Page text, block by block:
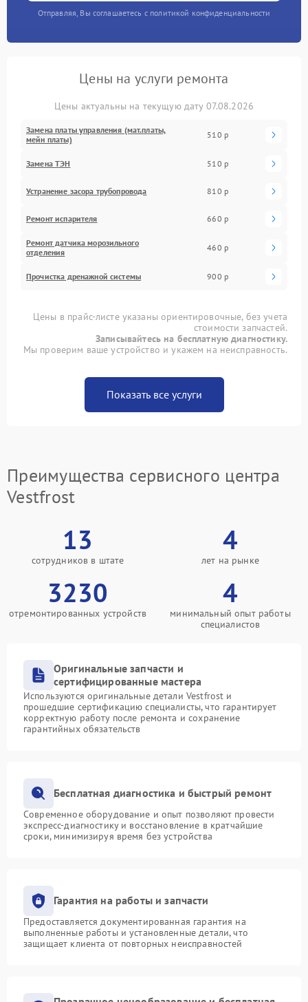
Отправляя, Вы соглашаетесь с политикой конфиденциальности
Цены на услуги ремонта
Цены актуальны на текущую дату 07.08.2026
Замена платы управления (мат.платы,
мейн платы)
510 р
Замена ТЭН 510 р
Устранение засора трубопровода 810 р
Ремонт испарителя 660 р
Ремонт датчика морозильного
отделения
460 р
Прочистка дренажной системы 900 р
Цены в прайс-листе указаны ориентировочные, без учета
стоимости запчастей.
Записывайтесь на бесплатную диагностику.
Мы проверим ваше устройство и укажем на неисправность.
Показать все услуги
Преимущества сервисного центра
Vestfrost
13
сотрудников в штате
4
лет на рынке
3230
отремонтированных устройств
4
минимальный опыт работы
специалистов
Оригинальные запчасти и
сертифицированные мастера
Используются оригинальные детали Vestfrost и
прошедшие сертификацию специалисты, что гарантирует
корректную работу после ремонта и сохранение
гарантийных обязательств
Бесплатная диагностика и быстрый ремонт
Современное оборудование и опыт позволяют провести
экспресс-диагностику и восстановление в кратчайшие
сроки, минимизируя время без устройства
Гарантия на работы и запчасти
Предоставляется документированная гарантия на
выполненные работы и установленные детали, что
защищает клиента от повторных неисправностей